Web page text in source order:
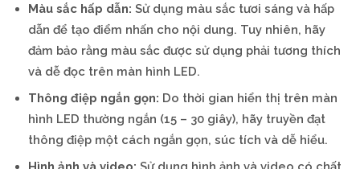
Màu sắc hấp dẫn: Sử dụng màu sắc tươi sáng và hấp
dẫn để tạo điểm nhấn cho nội dung. Tuy nhiên, hãy
đảm bảo rằng màu sắc được sử dụng phải tương thích
và dễ đọc trên màn hình LED.
Thông điệp ngắn gọn: Do thời gian hiển thị trên màn
hình LED thường ngắn (15 – 30 giây), hãy truyền đạt
thông điệp một cách ngắn gọn, súc tích và dễ hiểu.